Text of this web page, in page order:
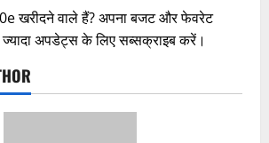
खरीदने वाले हैं? अपना बजट और फेवरेट
अपडेट्स के लिए सब्सक्राइब करें।